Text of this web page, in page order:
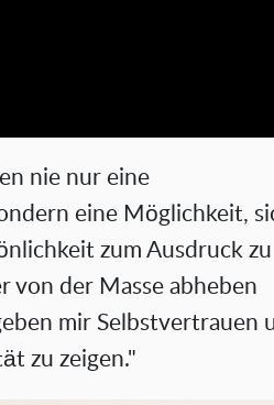
nie nur eine
eine Möglichkeit,
zum Ausdruck zu
von der Masse abheben
mir Selbstvertrauen
zu zeigen."